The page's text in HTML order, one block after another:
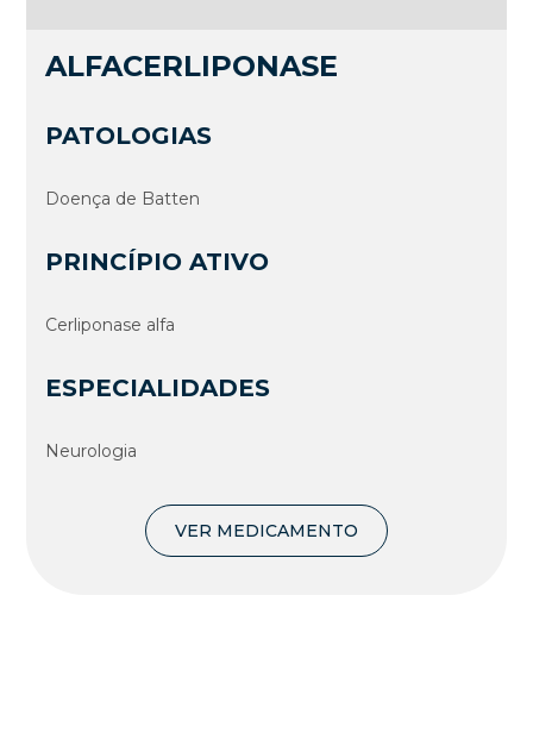
ALFACERLIPONASE
PATOLOGIAS
Doença de Batten
PRINCÍPIO ATIVO
Cerliponase alfa
ESPECIALIDADES
Neurologia
VER MEDICAMENTO